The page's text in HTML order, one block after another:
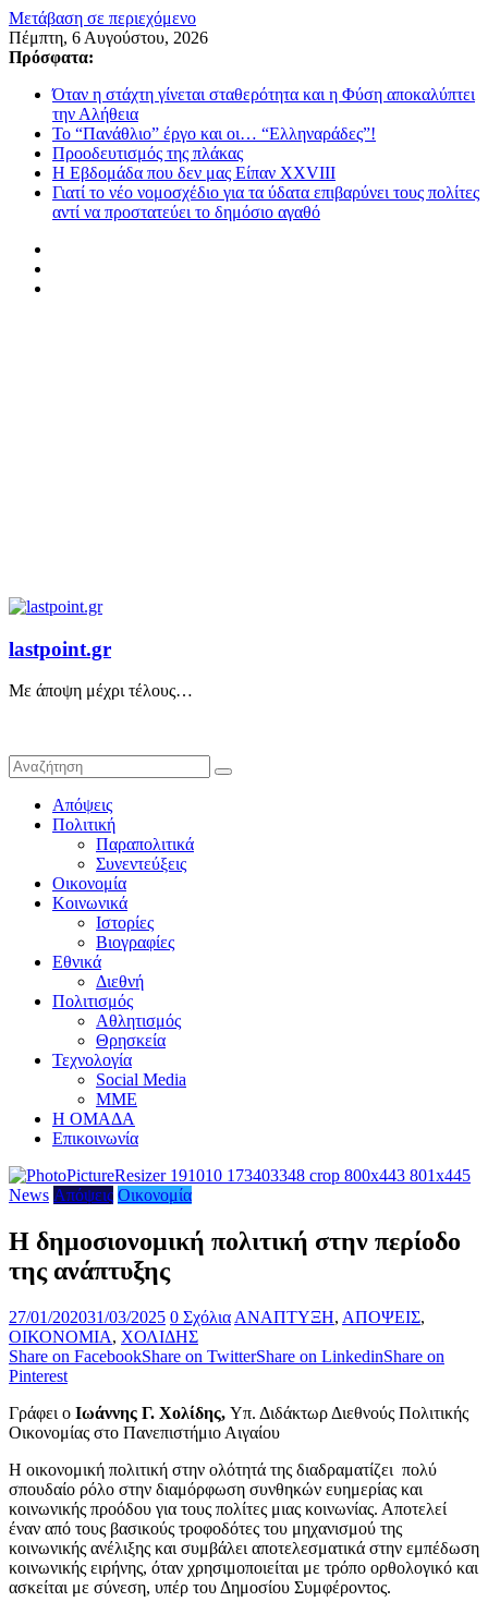
Μετάβαση σε περιεχόμενο
Πέμπτη, 6 Αυγούστου, 2026
Πρόσφατα:
Όταν η στάχτη γίνεται σταθερότητα και η Φύση αποκαλύπτει
την Αλήθεια
Το “Πανάθλιο” έργο και οι… “Ελληναράδες”!
Προοδευτισμός της πλάκας
Η Εβδομάδα που δεν μας Είπαν XXVIII
Γιατί το νέο νομοσχέδιο για τα ύδατα επιβαρύνει τους πολίτες
αντί να προστατεύει το δημόσιο αγαθό
lastpoint.gr
Με άποψη μέχρι τέλους…
Απόψεις
Πολιτική
Παραπολιτικά
Συνεντεύξεις
Οικονομία
Κοινωνικά
Ιστορίες
Βιογραφίες
Εθνικά
Διεθνή
Πολιτισμός
Αθλητισμός
Θρησκεία
Τεχνολογία
Social Media
ΜΜΕ
Η ΟΜΑΔΑ
Επικοινωνία
News Απόψεις Οικονομία
Η δημοσιονομική πολιτική στην περίοδο
της ανάπτυξης
27/01/202031/03/2025 0 Σχόλια ΑΝΑΠΤΥΞΗ, ΑΠΟΨΕΙΣ,
ΟΙΚΟΝΟΜΙΑ, ΧΟΛΙΔΗΣ
Share on FacebookShare on TwitterShare on LinkedinShare on
Pinterest
Γράφει ο Ιωάννης Γ. Χολίδης, Υπ. Διδάκτωρ Διεθνούς Πολιτικής
Οικονομίας στο Πανεπιστήμιο Αιγαίου
Η οικονομική πολιτική στην ολότητά της διαδραματίζει πολύ
σπουδαίο ρόλο στην διαμόρφωση συνθηκών ευημερίας και
κοινωνικής προόδου για τους πολίτες μιας κοινωνίας. Αποτελεί
έναν από τους βασικούς τροφοδότες του μηχανισμού της
κοινωνικής ανέλιξης και συμβάλει αποτελεσματικά στην εμπέδωση
κοινωνικής ειρήνης, όταν χρησιμοποιείται με τρόπο ορθολογικό και
ασκείται με σύνεση, υπέρ του Δημοσίου Συμφέροντος.